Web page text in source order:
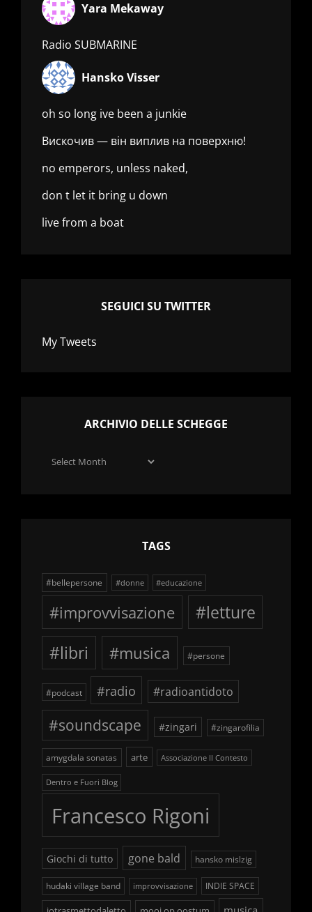
Yara Mekaway
Radio SUBMARINE
Hansko Visser
oh so long ive been a junkie
Вискочив — він виплив на поверхню!
no emperors, unless naked,
don t let it bring u down
live from a boat
SEGUICI SU TWITTER
My Tweets
ARCHIVIO DELLE SCHEGGE
Archivio
TAGS
#bellepersone #donne #educazione
#improvvisazione
#letture
#libri
#musica #persone
#podcast #radio #radioantidoto
#soundscape #zingari #zingarofilia
amygdala sonatas arte Associazione Il Contesto
Dentro e Fuori Blog
Francesco Rigoni
Giochi di tutto gone bald hansko mislzig
hudaki village band improvvisazione INDIE SPACE